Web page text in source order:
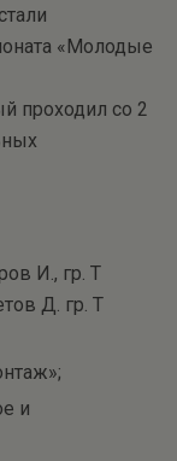
«Молодые
проходил со 2
И., гр. Т
Д. гр. Т
и